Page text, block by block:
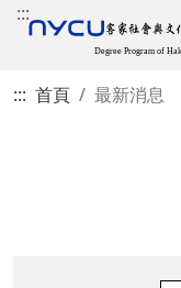
:::
::: 首頁 最新消息